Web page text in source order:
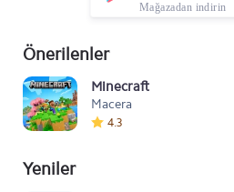
Mağazadan indirin
Önerilenler
Minecraft
Macera
4.3
Yeniler